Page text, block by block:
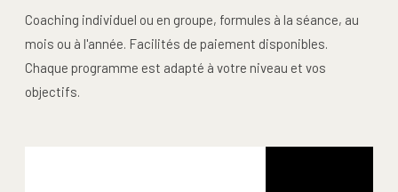
Coaching individuel ou en groupe, formules à la séance, au
mois ou à l'année. Facilités de paiement disponibles.
Chaque programme est adapté à votre niveau et vos
objectifs.